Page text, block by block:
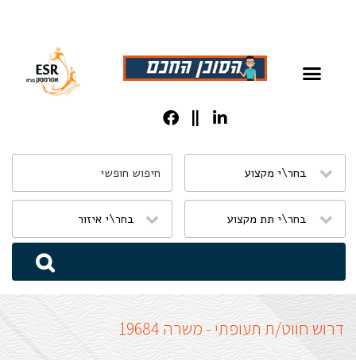
מֻפְעֶלֶת
מַעֲרֶכֶת
נָגִישׁ
בִּקְלִיק
לִנְגִישׁוּת
דרוש חווט/ת תעופתי - משרה 19684